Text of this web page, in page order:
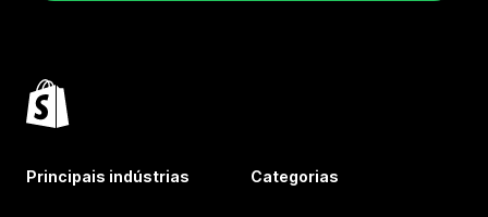
Principais indústrias Categorias